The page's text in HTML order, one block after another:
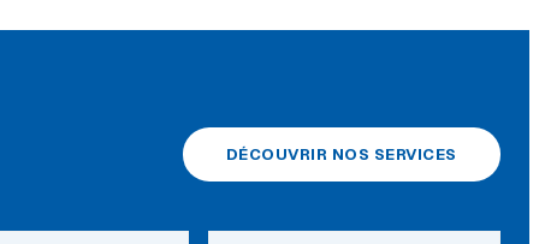
DÉCOUVRIR NOS SERVICES